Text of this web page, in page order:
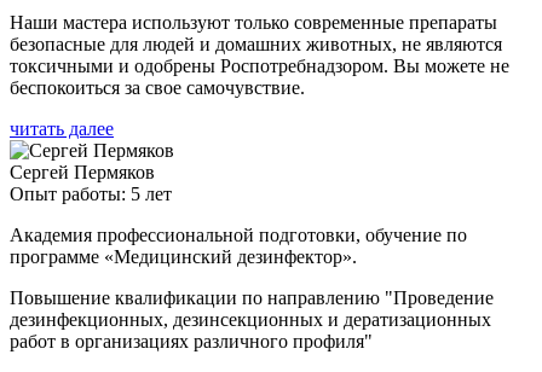
Наши мастера используют только современные препараты
безопасные для людей и домашних животных, не являются
токсичными и одобрены Роспотребнадзором. Вы можете не
беспокоиться за свое самочувствие.
читать далее
Сергей Пермяков
Опыт работы: 5 лет
Академия профессиональной подготовки, обучение по
программе «Медицинский дезинфектор».
Повышение квалификации по направлению "Проведение
дезинфекционных, дезинсекционных и дератизационных
работ в организациях различного профиля"